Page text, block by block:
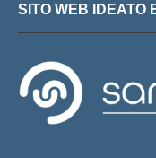
SITO WEB IDEATO